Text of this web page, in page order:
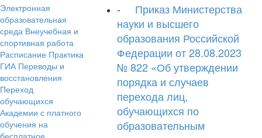
Электронная
образовательная
среда Внеучебная и
спортивная работа
Расписание Практика
ГИА Переводы и
восстановления
Переход
обучающихся
Академии с платного
обучения на
бесплатное
- Приказ Министерства
науки и высшего
образования Российской
Федерации от 28.08.2023
№ 822 «Об утверждении
порядка и случаев
перехода лиц,
обучающихся по
образовательным